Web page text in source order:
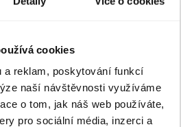
cookies
a reklam, poskytování funkcí
naší návštěvnosti využíváme
o tom, jak náš web používáte,
pro sociální média, inzerci a